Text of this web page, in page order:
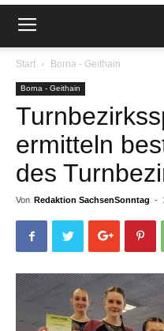
Start Borna - Geithain
Borna - Geithain
ermitteln
des
Von Redaktion SachsenSonntag -